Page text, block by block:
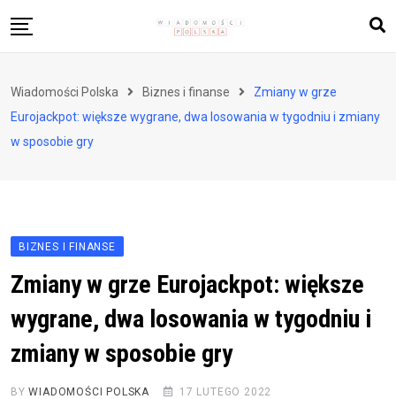
to
Zdrowie i styl życia
Polityka i społeczeństwo
Wiadomości Polska Biznes i finanse
Zmiany w grze
Eurojackpot: większe wygrane, dwa losowania w tygodniu i zmiany
w sposobie gry
BIZNES I FINANSE
Zmiany w grze Eurojackpot: większe
wygrane, dwa losowania w tygodniu i
zmiany w sposobie gry
BYWIADOMOŚCI POLSKA
17 LUTEGO 2022